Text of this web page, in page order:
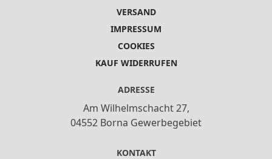
VERSAND
IMPRESSUM
COOKIES
KAUF WIDERRUFEN
ADRESSE
Am Wilhelmschacht 27,
04552 Borna Gewerbegebiet
KONTAKT